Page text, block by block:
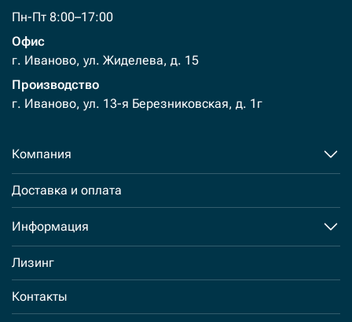
Пн-Пт 8:00–17:00
Офис
г. Иваново, ул. Жиделева, д. 15
Производство
г. Иваново, ул. 13-я Березниковская, д. 1г
Компания
Доставка и оплата
Информация
Лизинг
Контакты